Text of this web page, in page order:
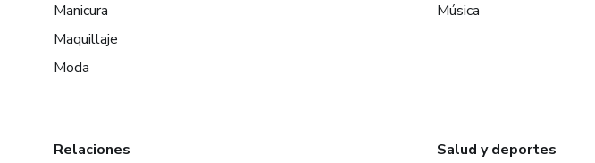
Manicura
Maquillaje
Moda
Música
Relaciones
Salud y deportes